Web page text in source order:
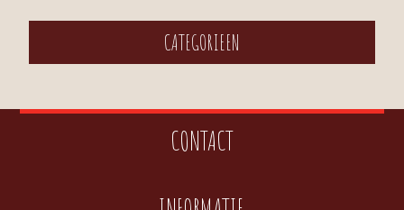
CATEGORIEEN
CONTACT